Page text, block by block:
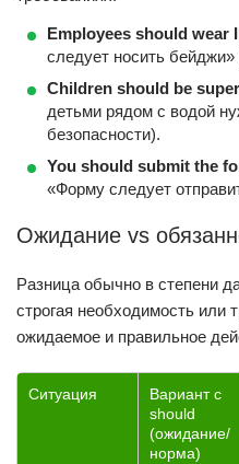
Employees should wear
следует носить
Children should be
детьми рядом с водой
безопасности).
You should submit the
«Форму следует
Ожидание vs
Разница обычно в степени
строгая необходимость или
ожидаемое и правильное
Ситуация
Вариант с
should
(ожидание/
норма)